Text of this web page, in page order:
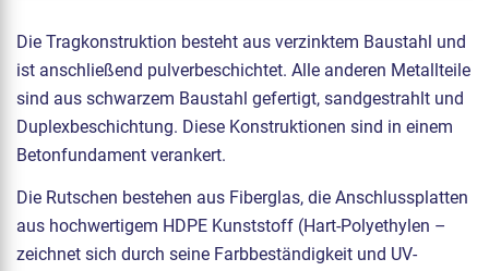
Die Tragkonstruktion besteht aus verzinktem Baustahl und
ist anschließend pulverbeschichtet. Alle anderen Metallteile
sind aus schwarzem Baustahl gefertigt, sandgestrahlt und
Duplexbeschichtung. Diese Konstruktionen sind in einem
Betonfundament verankert.
Die Rutschen bestehen aus Fiberglas, die Anschlussplatten
aus hochwertigem HDPE Kunststoff (Hart-Polyethylen –
zeichnet sich durch seine Farbbeständigkeit und UV-